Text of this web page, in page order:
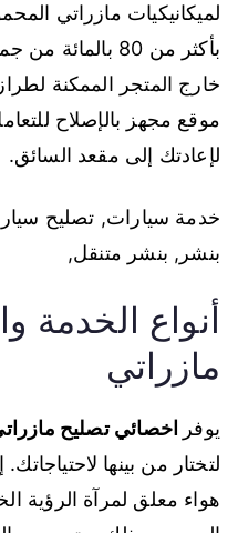
لميكانيكيات مازراتي
بأكثر من 80
خارج المتجر الممكنة
موقع مجهز بالإصلاح
لإعادتك إلى مقعد السائق.
خدمة سيارات, تصليح
بنشر, بنشر متنقل,
أنواع الخدمة
مازراتي
يوفر اخصائي تصليح
لتختار من بينها
هواء معلق لمرآة الرؤية